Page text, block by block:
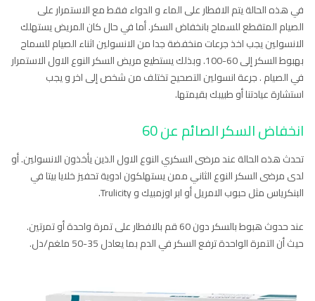
في هذه الحالة يتم الافطار على الماء و الدواء فقط مع الاستمرار على
الصيام المتقطع للسماح بانخفاض السكر. أما في حال كان المريض يستهلك
الانسولين يجب اخذ جرعات منخفضة جدا من الانسولين اثناء الصيام للسماح
بهبوط السكر إلى 60-100. وبذلك يستطيع مريض السكر النوع الاول الاستمرار
في الصيام . جرعة انسولين التصحيح تختلف من شخص إلى اخر و يجب
استشارة عيادتنا أو طبيبك بقيمتها.
انخفاض السكر الصائم عن 60
تحدث هذه الحالة عند مرضى السكري النوع الاول الذين يأخذون الانسولين. أو
لدى مرضى السكر النوع الثاني ممن يستهلكون ادوية تحفيز خلايا بيتا في
البنكرياس مثل حبوب الامريل أو ابر اوزمبيك و Trulicity.
عند حدوث هبوط بالسكر دون 60 قم بالافطار على تمرة واحدة أو تمرتين.
حيث أن التمرة الواحدة ترفع السكر في الدم بما يعادل 35-50 ملغم/دل.